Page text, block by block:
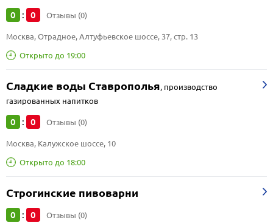
0 : 0 Отзывы (0)
Открыто до 19:00
Москва, Отрадное, Алтуфьевское шоссе, 37, стр. 13
Сладкие воды Ставрополья, производство
газированных напитков
0 : 0 Отзывы (0)
Открыто до 18:00
Москва, Калужское шоссе, 10
Строгинские пивоварни
0 : 0 Отзывы (0)